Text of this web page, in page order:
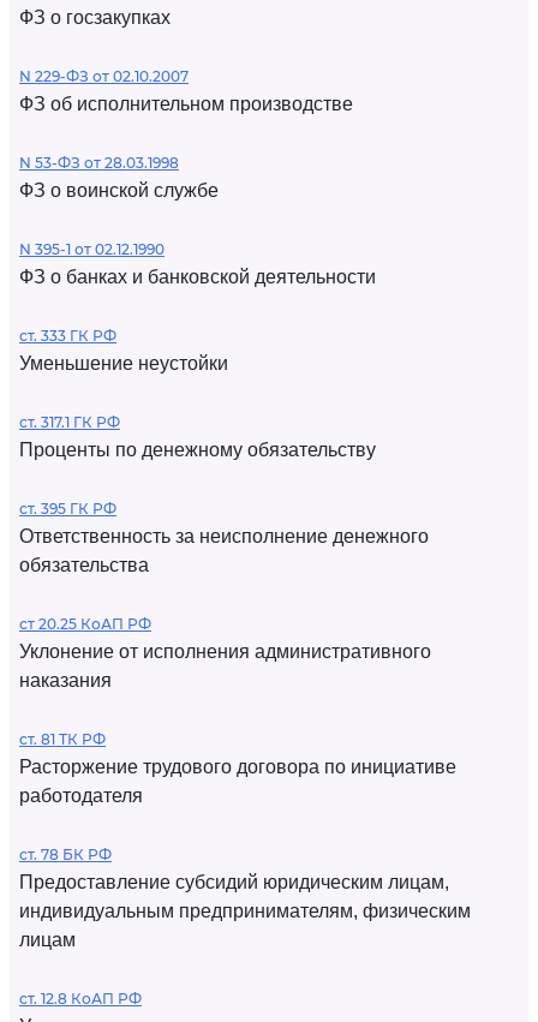
ФЗ о госзакупках
N 229-ФЗ от 02.10.2007
ФЗ об исполнительном производстве
N 53-ФЗ от 28.03.1998
ФЗ о воинской службе
N 395-1 от 02.12.1990
ФЗ о банках и банковской деятельности
ст. 333 ГК РФ
Уменьшение неустойки
ст. 317.1 ГК РФ
Проценты по денежному обязательству
ст. 395 ГК РФ
Ответственность за неисполнение денежного
обязательства
ст 20.25 КоАП РФ
Уклонение от исполнения административного
наказания
ст. 81 ТК РФ
Расторжение трудового договора по инициативе
работодателя
ст. 78 БК РФ
Предоставление субсидий юридическим лицам,
индивидуальным предпринимателям, физическим
лицам
ст. 12.8 КоАП РФ